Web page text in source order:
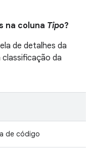
na coluna Tipo?
de detalhes da
classificação da
de código